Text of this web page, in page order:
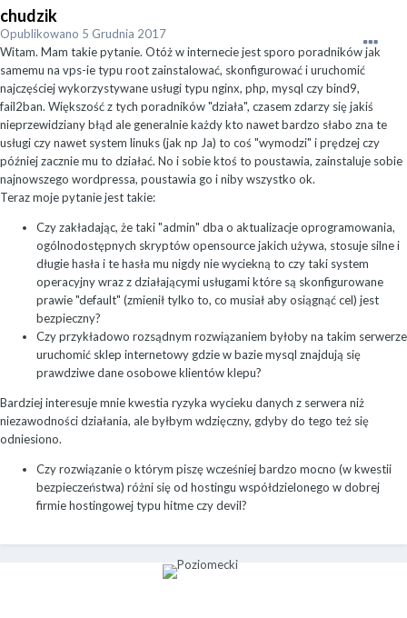
chudzik
Opublikowano 5 Grudnia 2017
Witam. Mam takie pytanie. Otóż w internecie jest sporo poradników jak
samemu na vps-ie typu root zainstalować, skonfigurować i uruchomić
najczęściej wykorzystywane usługi typu nginx, php, mysql czy bind9,
fail2ban. Większość z tych poradników "działa", czasem zdarzy się jakiś
nieprzewidziany błąd ale generalnie każdy kto nawet bardzo słabo zna te
usługi czy nawet system linuks (jak np Ja) to coś "wymodzi" i prędzej czy
później zacznie mu to działać. No i sobie ktoś to poustawia, zainstaluje sobie
najnowszego wordpressa, poustawia go i niby wszystko ok.
Teraz moje pytanie jest takie:
Czy zakładając, że taki "admin" dba o aktualizacje oprogramowania,
ogólnodostępnych skryptów opensource jakich używa, stosuje silne i
długie hasła i te hasła mu nigdy nie wyciekną to czy taki system
operacyjny wraz z działającymi usługami które są skonfigurowane
prawie "default" (zmienił tylko to, co musiał aby osiągnąć cel) jest
bezpieczny?
Czy przykładowo rozsądnym rozwiązaniem byłoby na takim serwerze
uruchomić sklep internetowy gdzie w bazie mysql znajdują się
prawdziwe dane osobowe klientów klepu?
Bardziej interesuje mnie kwestia ryzyka wycieku danych z serwera niż
niezawodności działania, ale byłbym wdzięczny, gdyby do tego też się
odniesiono.
Czy rozwiązanie o którym piszę wcześniej bardzo mocno (w kwestii
bezpieczeństwa) różni się od hostingu współdzielonego w dobrej
firmie hostingowej typu hitme czy devil?